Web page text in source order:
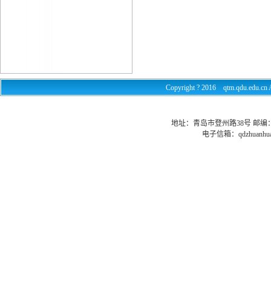
Copyright ? 2016
地址：青岛市登州路38号 邮编
电子信箱：